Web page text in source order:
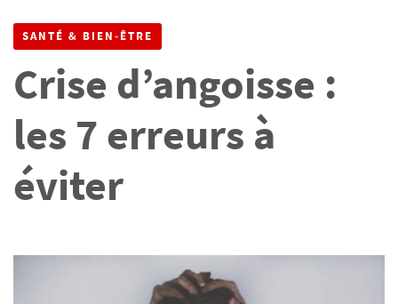
SANTÉ & BIEN-ÊTRE
Crise d’angoisse :
les 7 erreurs à
éviter